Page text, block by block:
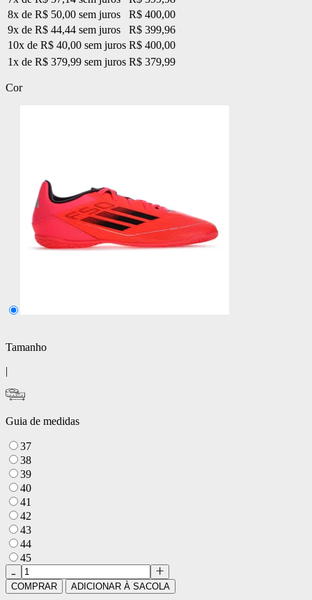
8x de R$ 50,00 sem juros
R$ 400,00
9x de R$ 44,44 sem juros
R$ 399,96
10x de R$ 40,00 sem juros R$ 400,00
1x de R$ 379,99 sem juros R$ 379,99
Cor
Tamanho
|
Guia de medidas
37
38
39
40
41
42
43
44
45
COMPRAR ADICIONAR À SACOLA